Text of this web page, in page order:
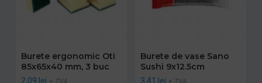
Burete ergonomic Oti
85x65x40 mm, 3 buc
2,09 lei + TVA
Burete de vase Sano
Sushi 9x12.5cm
3,41 lei + TVA